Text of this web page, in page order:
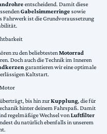
entscheidend. Damit diese
Gabelsimmerringesowie
Fahrwerk ist die Grundvoraussetzung
zu den beliebtestenMotorrad
Doch auch die Technik im Inneren
garantieren wir eine optimale
Kaltstart.
bis hin zurKupplung, die für
hinter deinem Fahrspaß. Damit
regelmäßige Wechsel vonLuftfilter
du natürlich ebenfalls in unserem